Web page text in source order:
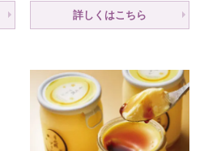
詳しくはこちら